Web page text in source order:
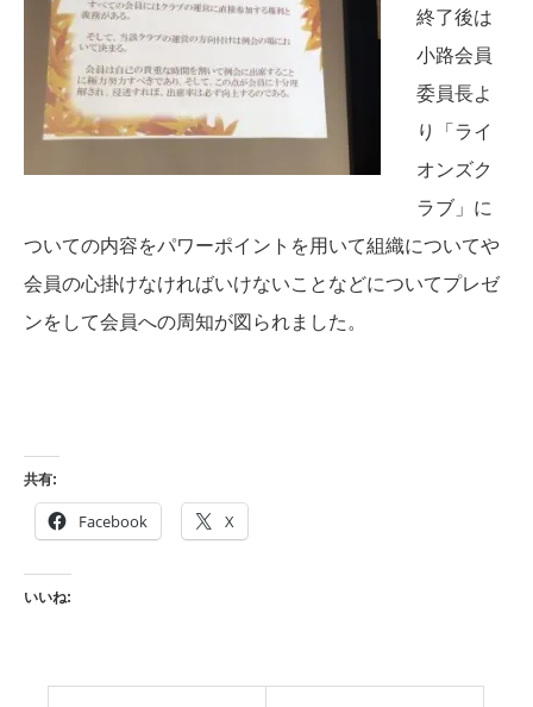
終了後は
小路会員
委員長よ
り「ライ
オンズク
ラブ」に
ついての内容をパワーポイントを用いて組織についてや
会員の心掛けなければいけないことなどについてプレゼ
ンをして会員への周知が図られました。
共有:
Facebook X
いいね: